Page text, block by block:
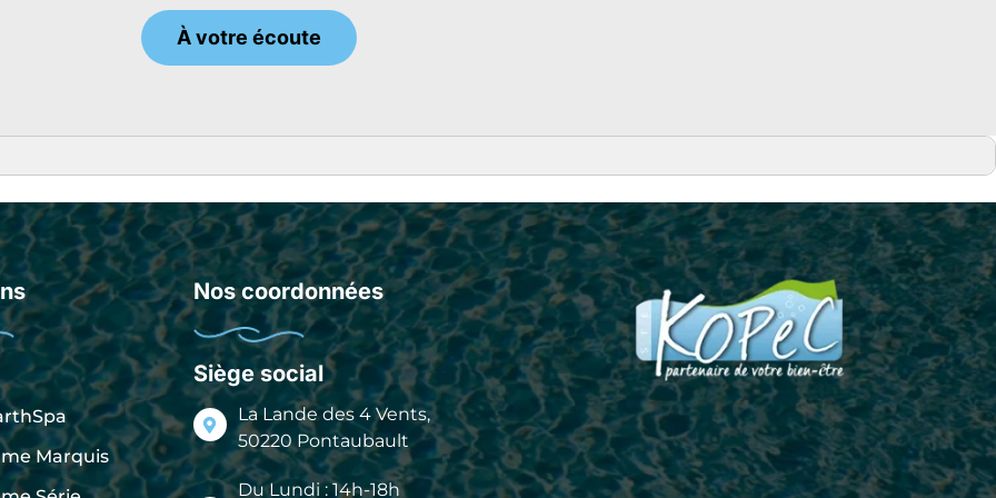
À votre écoute
Marquis
Nos coordonnées
Siège social
La Lande des 4 Vents,
50220 Pontaubault
Du Lundi : 14h-18h